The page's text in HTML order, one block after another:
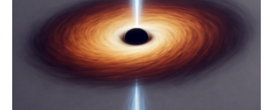
Wissenschaftsjournal Science Advances veröffentlichte
die Herleitung. (DOI: 10.1126/sciadv.adw8462)
Verbrennungsmotoren oder Dampfturbinen sind
Wärmekraftmaschinen: Sie wandeln thermische
Energie in mechanische Bewegung um – oder anders
ausgedrückt, Wärme in Bewegung. In
quantenmechanischen Experimenten ist es in den…